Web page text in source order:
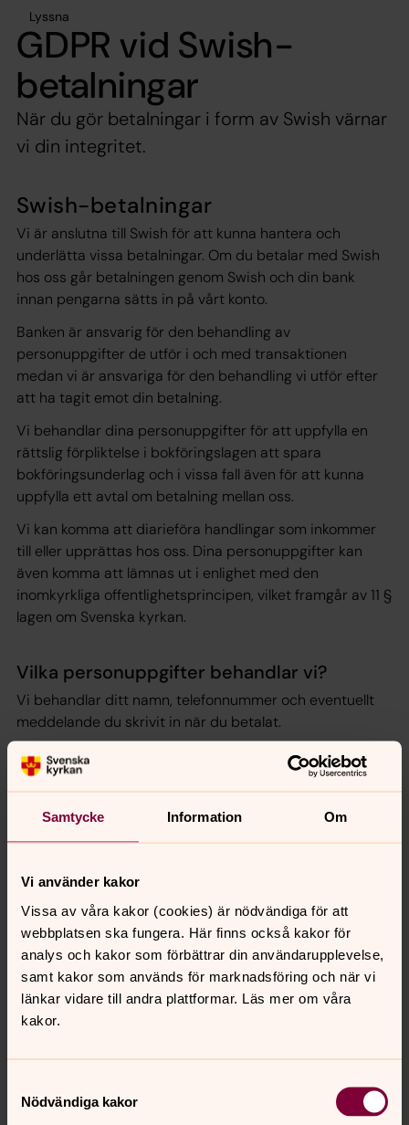
Samtycke Information Om
Vi använder kakor
Vissa av våra kakor (cookies) är nödvändiga för att
webbplatsen ska fungera. Här finns också kakor för
analys och kakor som förbättrar din användarupplevelse,
samt kakor som används för marknadsföring och när vi
länkar vidare till andra plattformar. Läs mer om våra
kakor.
Nödvändiga kakor
Lyssna
GDPR vid Swish-
betalningar
När du gör betalningar i form av Swish värnar
vi din integritet.
Swish-betalningar
Vi är anslutna till Swish för att kunna hantera och
underlätta vissa betalningar. Om du betalar med Swish
hos oss går betalningen genom Swish och din bank
innan pengarna sätts in på vårt konto.
Banken är ansvarig för den behandling av
personuppgifter de utför i och med transaktionen
medan vi är ansvariga för den behandling vi utför efter
att ha tagit emot din betalning.
Vi behandlar dina personuppgifter för att uppfylla en
rättslig förpliktelse i bokföringslagen att spara
bokföringsunderlag och i vissa fall även för att kunna
uppfylla ett avtal om betalning mellan oss.
Vi kan komma att diarieföra handlingar som inkommer
till eller upprättas hos oss. Dina personuppgifter kan
även komma att lämnas ut i enlighet med den
inomkyrkliga offentlighetsprincipen, vilket framgår av 11 §
lagen om Svenska kyrkan.
Vilka personuppgifter behandlar vi?
Vi behandlar ditt namn, telefonnummer och eventuellt
meddelande du skrivit in när du betalat.
Hur länge behandlar vi personuppgifterna?
räkenskapsårets slut med stöd av bokföringslagen.
Vilka rättigheter har du?
Varabydens församling ansvarar för hanteringen av dina
personuppgifter. För information om dina rättigheter
enligt dataskyddsförordningen, se startsidan för denna
integritetspolicy. Där hittar du även kontaktuppgifter till
oss och vårt dataskyddsombud.
Synpunkter eller frågor på sidans